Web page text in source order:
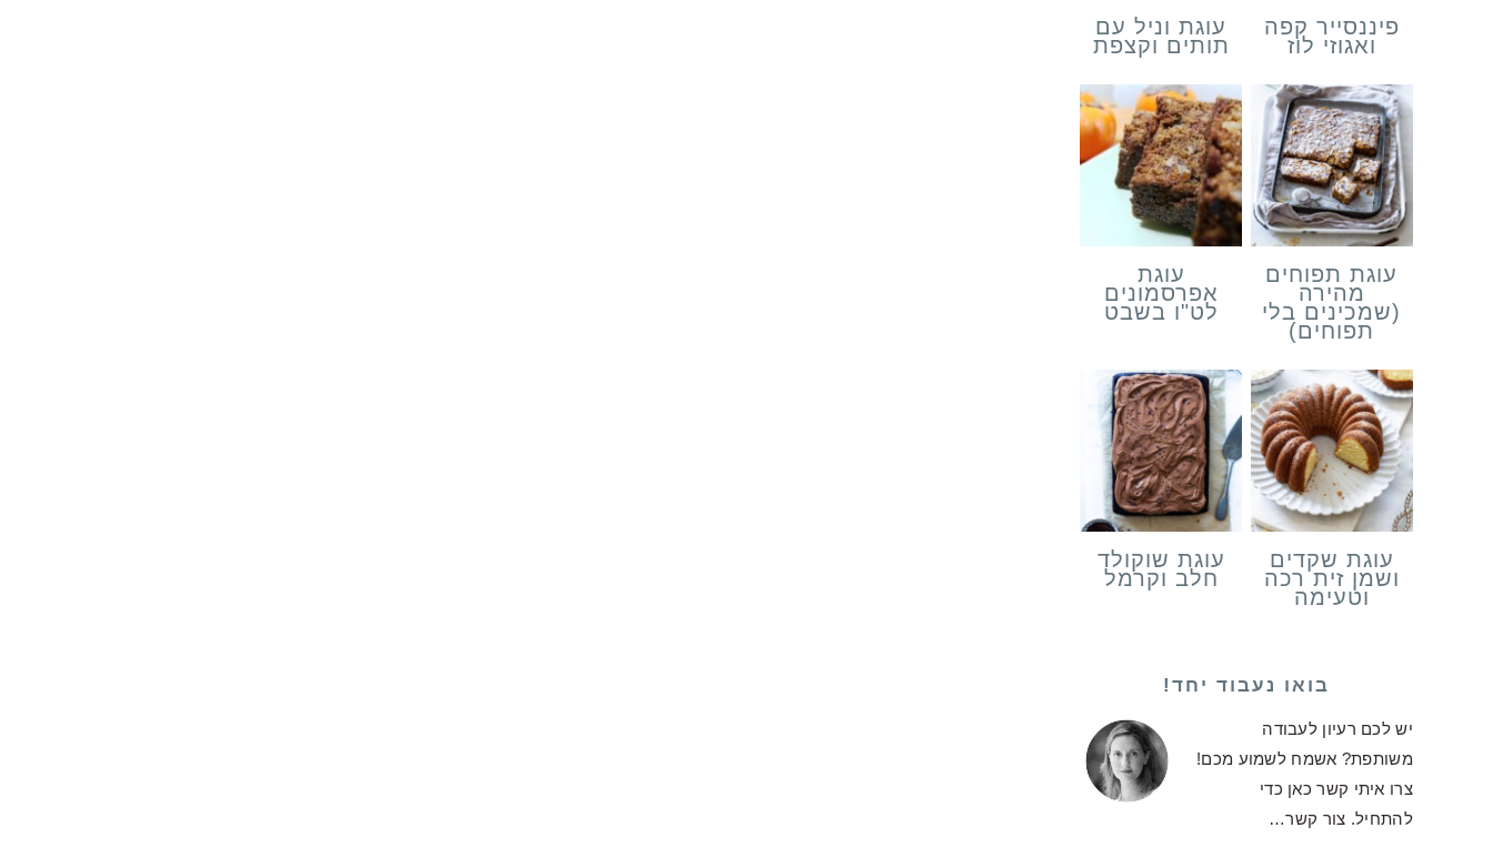
עוגת וניל עם
תותים וקצפת
פיננסייר קפה
ואגוזי לוז
עוגת
אפרסמונים
לט"ו בשבט
עוגת תפוחים
מהירה
(שמכינים בלי
תפוחים)
עוגת שוקולד
חלב וקרמל
עוגת שקדים
ושמן זית רכה
וטעימה
בואו נעבוד יחד!
יש לכם רעיון לעבודה
משותפת? אשמח לשמוע מכם!
צרו איתי קשר כאן כדי
להתחיל. צור קשר…